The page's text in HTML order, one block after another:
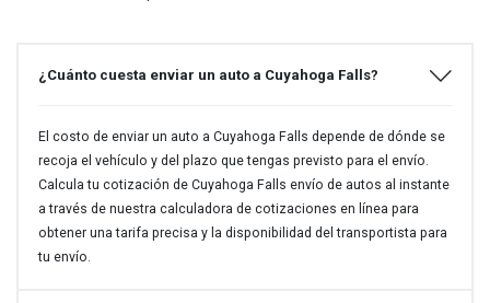
¿Cuánto cuesta enviar un auto a Cuyahoga Falls?
El costo de enviar un auto a Cuyahoga Falls depende de dónde se
recoja el vehículo y del plazo que tengas previsto para el envío.
Calcula tu cotización de Cuyahoga Falls envío de autos al instante
a través de nuestra calculadora de cotizaciones en línea para
obtener una tarifa precisa y la disponibilidad del transportista para
tu envío.